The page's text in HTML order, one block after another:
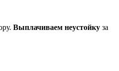
Выплачиваем неустойку за